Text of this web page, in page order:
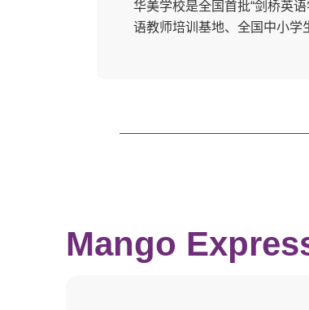
华美学校是全国首批“剑桥英
语教师培训基地、全国中小学
Mango